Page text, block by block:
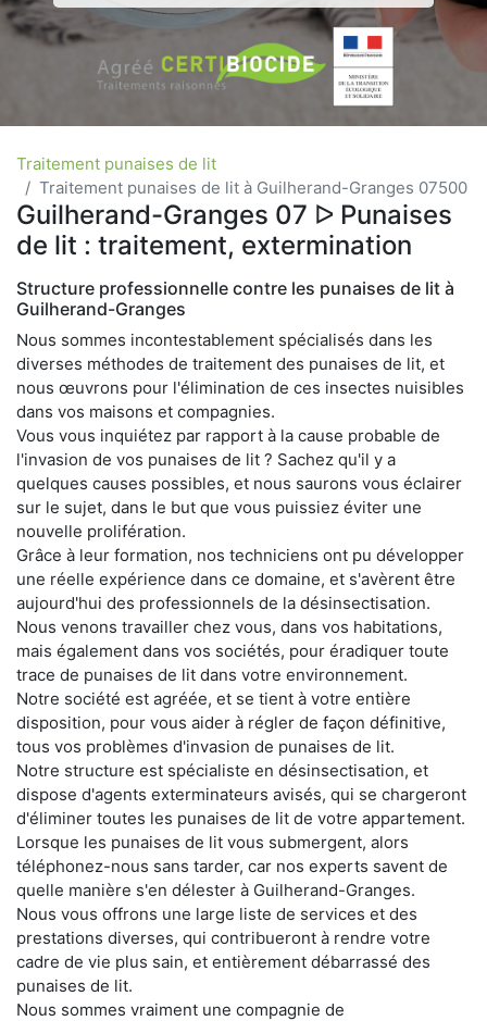
Traitement punaises de lit
Traitement punaises de lit à Guilherand-Granges 07500
Guilherand-Granges 07 ᐅ Punaises
de lit : traitement, extermination
Structure professionnelle contre les punaises de lit à
Guilherand-Granges
Nous sommes incontestablement spécialisés dans les
diverses méthodes de traitement des punaises de lit, et
nous œuvrons pour l'élimination de ces insectes nuisibles
dans vos maisons et compagnies.
Vous vous inquiétez par rapport à la cause probable de
l'invasion de vos punaises de lit ? Sachez qu'il y a
quelques causes possibles, et nous saurons vous éclairer
sur le sujet, dans le but que vous puissiez éviter une
nouvelle prolifération.
Grâce à leur formation, nos techniciens ont pu développer
une réelle expérience dans ce domaine, et s'avèrent être
aujourd'hui des professionnels de la désinsectisation.
Nous venons travailler chez vous, dans vos habitations,
mais également dans vos sociétés, pour éradiquer toute
trace de punaises de lit dans votre environnement.
Notre société est agréée, et se tient à votre entière
disposition, pour vous aider à régler de façon définitive,
tous vos problèmes d'invasion de punaises de lit.
Notre structure est spécialiste en désinsectisation, et
dispose d'agents exterminateurs avisés, qui se chargeront
d'éliminer toutes les punaises de lit de votre appartement.
Lorsque les punaises de lit vous submergent, alors
téléphonez-nous sans tarder, car nos experts savent de
quelle manière s'en délester à Guilherand-Granges.
Nous vous offrons une large liste de services et des
prestations diverses, qui contribueront à rendre votre
cadre de vie plus sain, et entièrement débarrassé des
punaises de lit.
Nous sommes vraiment une compagnie de